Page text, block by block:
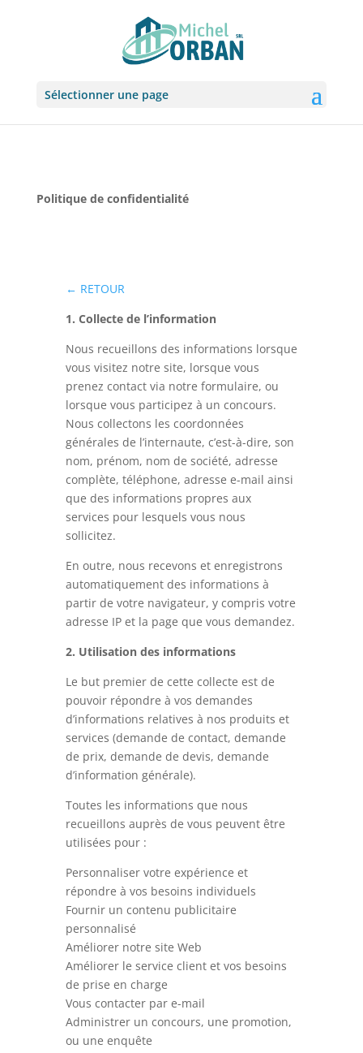
Sélectionner une page
Politique de confidentialité
← RETOUR
1. Collecte de l’information
Nous recueillons des informations lorsque
vous visitez notre site, lorsque vous
prenez contact via notre formulaire, ou
lorsque vous participez à un concours.
Nous collectons les coordonnées
générales de l’internaute, c’est-à-dire, son
nom, prénom, nom de société, adresse
complète, téléphone, adresse e-mail ainsi
que des informations propres aux
services pour lesquels vous nous
sollicitez.
En outre, nous recevons et enregistrons
automatiquement des informations à
partir de votre navigateur, y compris votre
adresse IP et la page que vous demandez.
2. Utilisation des informations
Le but premier de cette collecte est de
pouvoir répondre à vos demandes
d’informations relatives à nos produits et
services (demande de contact, demande
de prix, demande de devis, demande
d’information générale).
Toutes les informations que nous
recueillons auprès de vous peuvent être
utilisées pour :
Personnaliser votre expérience et
répondre à vos besoins individuels
Fournir un contenu publicitaire
personnalisé
Améliorer notre site Web
Améliorer le service client et vos besoins
de prise en charge
Vous contacter par e-mail
Administrer un concours, une promotion,
ou une enquête